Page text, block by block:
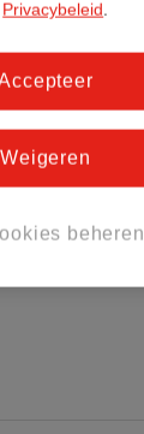
informatie
Privacybeleid.
beheren
Weigeren